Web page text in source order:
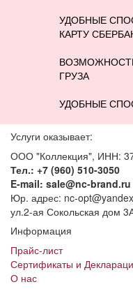
УДОБНЫЕ
КАРТУ
ГРУЗА
УДОБНЫЕ
Услуги оказывает:
ООО "Коллекция", ИНН:
Тел.: +7 (960) 510-3050
E-mail: sale@nc-brand.ru
Юр. адрес: nc-
ул.2-ая Сокольская дом
Информация
Прайс-лист
Сертификаты и
О нас